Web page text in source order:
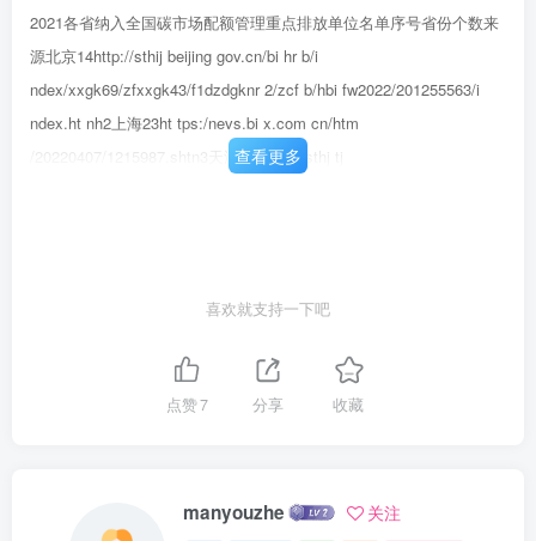
2021各省纳入全国碳市场配额管理重点排放单位名单序号省份个数来
源北京14http://sthij beijing gov.cn/bi hr b/i
ndex/xxgk69/zfxxgk43/f1dzdgknr 2/zcf b/hbi fw2022/201255563/i
ndex.ht nh2上海23ht tps:/nevs.bi x.com cn/htm
/20220407/1215987.shtn3天津22https://sthj tj
gov.cn/gggs/gsl/202203/t20220322_5527608.sht n辽宁66http://sthj
In.gov.cn/hj gl/dgwr fz/kgzl 152121/202112/t202112024384284htnh8
1229589248 5893111浙江153365.ht m12安徽
查看更多
喜欢就支持一下吧
点赞7 分享 收藏
manyouzhe 关注